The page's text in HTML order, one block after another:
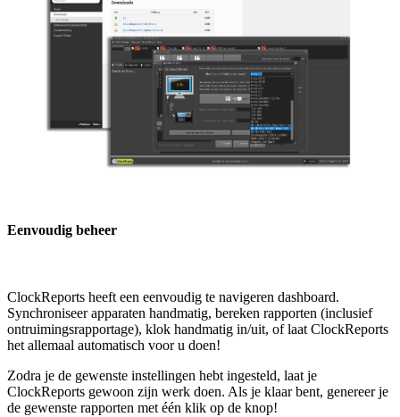
Eenvoudig beheer
ClockReports heeft een eenvoudig te navigeren dashboard.
Synchroniseer apparaten handmatig, bereken rapporten (inclusief
ontruimingsrapportage), klok handmatig in/uit, of laat ClockReports
het allemaal automatisch voor u doen!
Zodra je de gewenste instellingen hebt ingesteld, laat je
ClockReports gewoon zijn werk doen. Als je klaar bent, genereer je
de gewenste rapporten met één klik op de knop!